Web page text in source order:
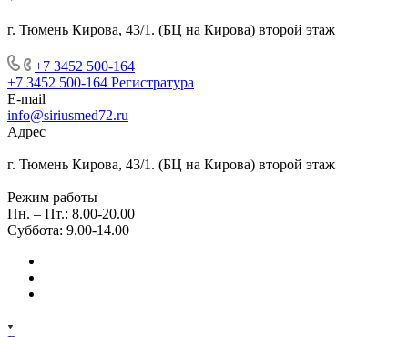
г. Тюмень Кирова, 43/1. (БЦ на Кирова) второй этаж
+7 3452 500-164
+7 3452 500-164 Регистратура
E-mail
info@siriusmed72.ru
Адрес
г. Тюмень Кирова, 43/1. (БЦ на Кирова) второй этаж
Режим работы
Пн. – Пт.: 8.00-20.00
Суббота: 9.00-14.00